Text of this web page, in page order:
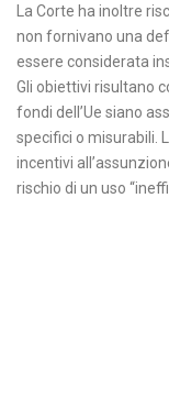
La Corte ha inoltre
non fornivano una
essere considerata
Gli obiettivi risultano
fondi dell’Ue siano
specifici o misurabili.
incentivi
rischio di un uso